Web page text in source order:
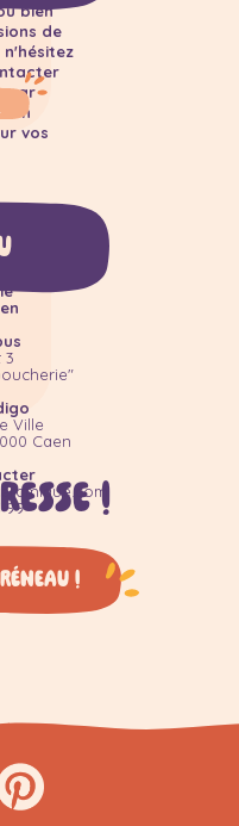
bien
de
n'hésitez
par
vos
3
Ville
Caen
99
!
!